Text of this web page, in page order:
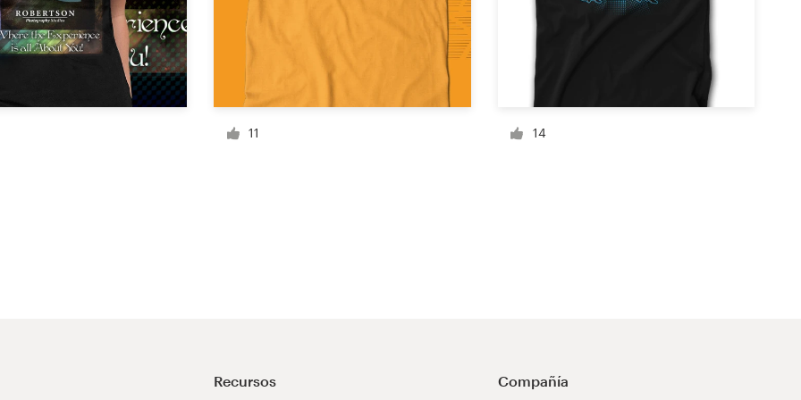
11 14
Recursos Compañía